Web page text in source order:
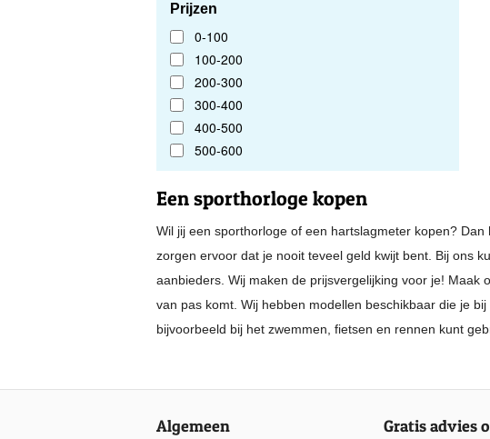
Prijzen
0-100
100-200
200-300
300-400
400-500
500-600
Een sporthorloge kopen
Wil jij een sporthorloge of een hartslagmeter kopen?
zorgen ervoor dat je nooit teveel geld kwijt bent. Bij ons
aanbieders. Wij maken de prijsvergelijking voor je!
van pas komt. Wij hebben modellen beschikbaar die je
bijvoorbeeld bij het zwemmen, fietsen en rennen kunt
Algemeen Gratis advies